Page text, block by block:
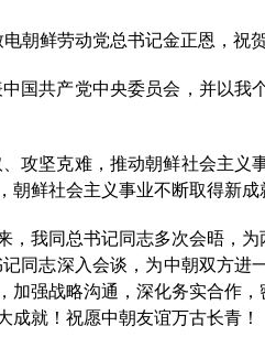
鲜劳动党总书记金正恩，祝贺
共产党中央委员会，并以我
坚克难，推动朝鲜社会主义
鲜社会主义事业不断取得新成
同总书记同志多次会晤，
同志深入会谈，为中朝双方
强战略沟通，深化务实合作
就！祝愿中朝友谊万古长青！